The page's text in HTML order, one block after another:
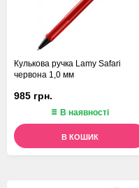
Кулькова ручка Lamy Safari
червона 1,0 мм
985 грн.
В наявності
В КОШИК